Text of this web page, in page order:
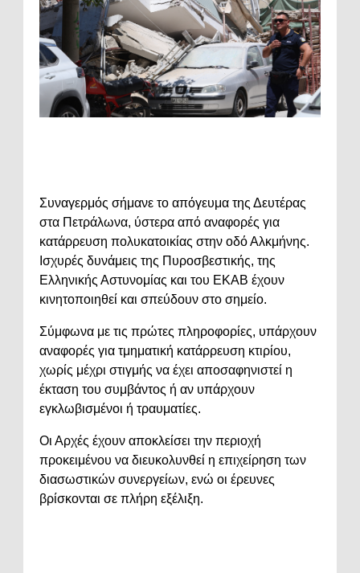
Συναγερμός σήμανε το απόγευμα της Δευτέρας
στα Πετράλωνα, ύστερα από αναφορές για
κατάρρευση πολυκατοικίας στην οδό Αλκμήνης.
Ισχυρές δυνάμεις της Πυροσβεστικής, της
Ελληνικής Αστυνομίας και του ΕΚΑΒ έχουν
κινητοποιηθεί και σπεύδουν στο σημείο.
Σύμφωνα με τις πρώτες πληροφορίες, υπάρχουν
αναφορές για τμηματική κατάρρευση κτιρίου,
χωρίς μέχρι στιγμής να έχει αποσαφηνιστεί η
έκταση του συμβάντος ή αν υπάρχουν
εγκλωβισμένοι ή τραυματίες.
Οι Αρχές έχουν αποκλείσει την περιοχή
προκειμένου να διευκολυνθεί η επιχείρηση των
διασωστικών συνεργείων, ενώ οι έρευνες
βρίσκονται σε πλήρη εξέλιξη.